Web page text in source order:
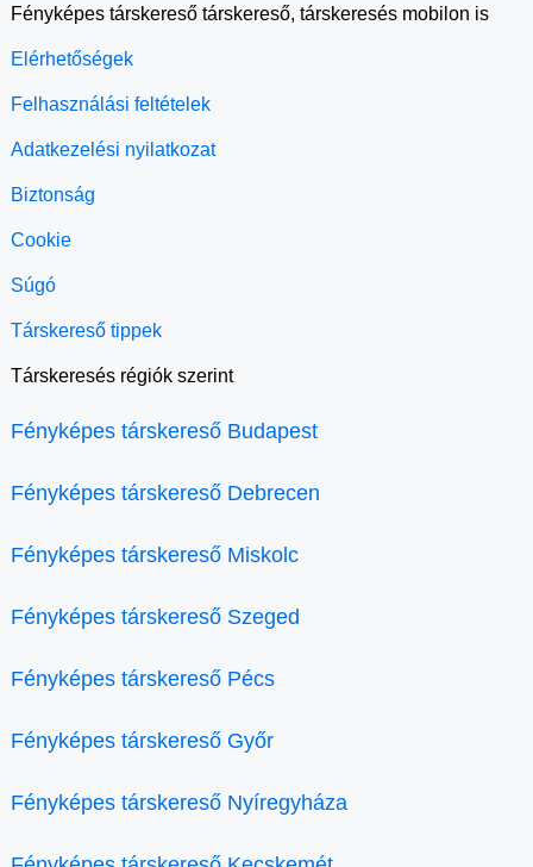
Fényképes társkereső társkereső, társkeresés mobilon is
Elérhetőségek
Felhasználási feltételek
Adatkezelési nyilatkozat
Biztonság
Cookie
Súgó
Társkereső tippek
Társkeresés régiók szerint
Fényképes társkereső Budapest
Fényképes társkereső Debrecen
Fényképes társkereső Miskolc
Fényképes társkereső Szeged
Fényképes társkereső Pécs
Fényképes társkereső Győr
Fényképes társkereső Nyíregyháza